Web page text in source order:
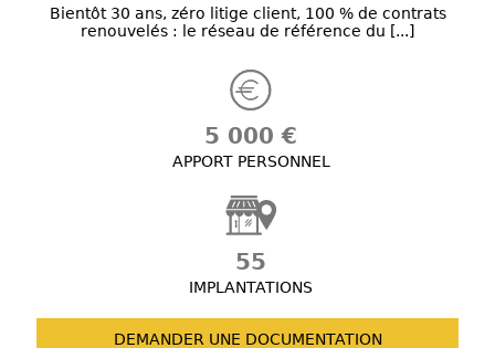
Bientôt 30 ans, zéro litige client, 100 % de contrats
renouvelés : le réseau de référence du [...]
5 000 €
APPORT PERSONNEL
55
IMPLANTATIONS
DEMANDER UNE DOCUMENTATION